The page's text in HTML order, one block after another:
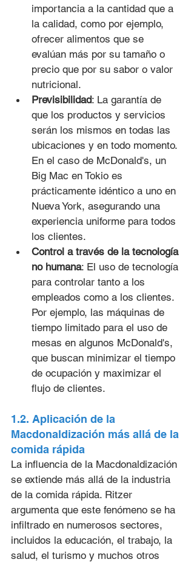
importancia a la cantidad que a
la calidad, como por ejemplo,
ofrecer alimentos que se
evalúan más por su tamaño o
precio que por su sabor o valor
nutricional.
Previsibilidad: La garantía de
que los productos y servicios
serán los mismos en todas las
ubicaciones y en todo momento.
En el caso de McDonald's, un
Big Mac en Tokio es
prácticamente idéntico a uno en
Nueva York, asegurando una
experiencia uniforme para todos
los clientes.
Control a través de la tecnología
no humana: El uso de tecnología
para controlar tanto a los
empleados como a los clientes.
Por ejemplo, las máquinas de
tiempo limitado para el uso de
mesas en algunos McDonald's,
que buscan minimizar el tiempo
de ocupación y maximizar el
flujo de clientes.
1.2. Aplicación de la
Macdonaldización más allá de la
comida rápida
La influencia de la Macdonaldización
se extiende más allá de la industria
de la comida rápida. Ritzer
argumenta que este fenómeno se ha
infiltrado en numerosos sectores,
incluidos la educación, el trabajo, la
salud, el turismo y muchos otros